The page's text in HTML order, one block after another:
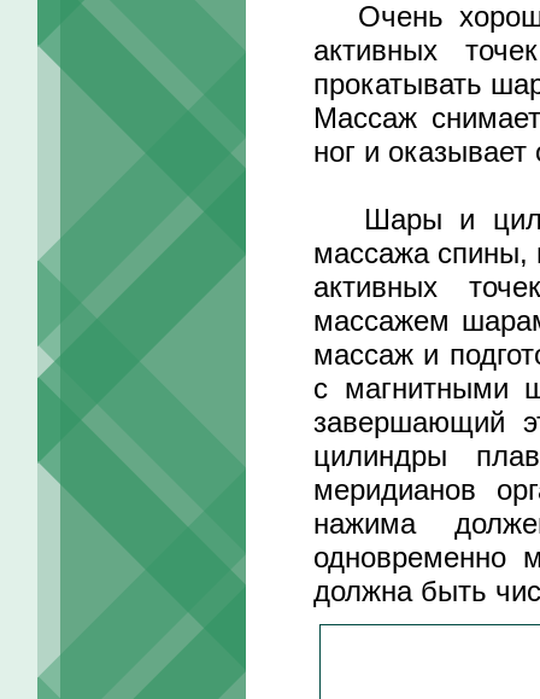
Очень
активных
прокатывать
Массаж
ног и
Шары и
массажа спины,
активных
массажем
массаж и
с магнитными
завершающий
цилиндры
меридианов
нажима
одновременно
должна быть